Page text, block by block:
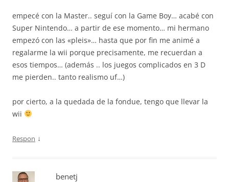
empecé con la Master.. seguí con la Game Boy… acabé con
Super Nintendo… a partir de ese momento… mi hermano
empezó con las «pleis»… hasta que por fin me animé a
regalarme la wii porque precisamente, me recuerdan a
esos tiempos… (además .. los juegos complicados en 3 D
me pierden.. tanto realismo uf…)
por cierto, a la quedada de la fondue, tengo que llevar la
wii
Respon ↓
benetj